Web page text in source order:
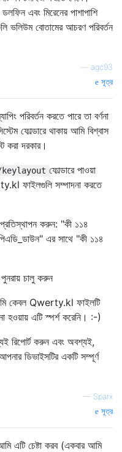
এবং মিরেনের পাশাপাশি
ভলিউম বোতামের আচরণ পরিবর্তন
agc93
সূত্র
পরিবর্তন করতে পারে তা বর্ণনা
ফোল্ডারে থাকায় আমি বিশ্বাস
করা দরকার।
ফোল্ডারে পাওয়া
ফাইলগুলি সম্পাদনা করতে
করুন: "কী ১১৪
এর সাথে "কী ১১৪
চালু করুন
কেবল Qwerty.kl ফাইলটি
হওয়ায় এটি স্পর্শ করেনি। :-)
রিপোর্ট করুন এবং অবশ্যই,
ডিভাইসটির একটি সম্পূর্ণ
— Sparx
সূত্র
এটি চেষ্টা করব (একবার আমি